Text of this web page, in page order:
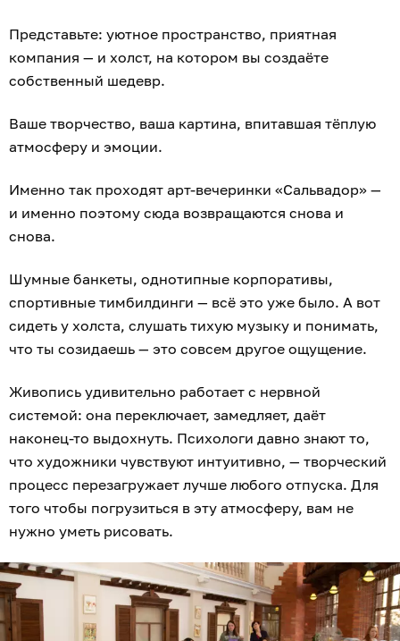
Представьте: уютное пространство, приятная
компания — и холст, на котором вы создаёте
собственный шедевр.
Ваше творчество, ваша картина, впитавшая тёплую
атмосферу и эмоции.
Именно так проходят арт-вечеринки «Сальвадор» —
и именно поэтому сюда возвращаются снова и
снова.
Шумные банкеты, однотипные корпоративы,
спортивные тимбилдинги — всё это уже было. А вот
сидеть у холста, слушать тихую музыку и понимать,
что ты созидаешь — это совсем другое ощущение.
Живопись удивительно работает с нервной
системой: она переключает, замедляет, даёт
наконец-то выдохнуть. Психологи давно знают то,
что художники чувствуют интуитивно, — творческий
процесс перезагружает лучше любого отпуска. Для
того чтобы погрузиться в эту атмосферу, вам не
нужно уметь рисовать.